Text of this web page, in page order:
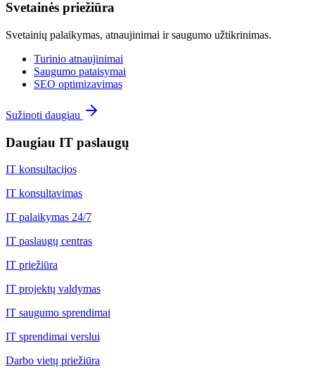
Svetainės priežiūra
Svetainių palaikymas, atnaujinimai ir saugumo užtikrinimas.
Turinio atnaujinimai
Saugumo pataisymai
SEO optimizavimas
Sužinoti daugiau
Daugiau IT paslaugų
IT konsultacijos
IT konsultavimas
IT palaikymas 24/7
IT paslaugų centras
IT priežiūra
IT projektų valdymas
IT saugumo sprendimai
IT sprendimai verslui
Darbo vietų priežiūra